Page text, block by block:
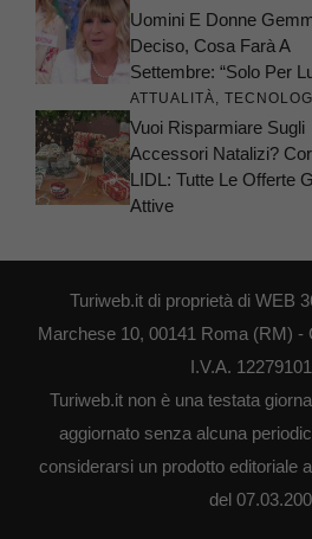
Uomini E Donne
Deciso, Cosa Farà A
Settembre: “Solo Per
ATTUALITÀ
Vuoi Risparmiare Sugli
Accessori Natalizi?
LIDL: Tutte Le Offerte
Attive
Turiweb.it di proprietà di WEB
Marchese 10, 00141 Roma (RM) -
I.V.A.
Turiweb.it non è una testata
aggiornato senza alcuna
considerarsi un prodotto editoriale
del